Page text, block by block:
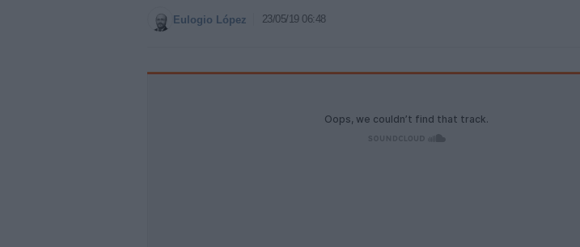
Eulogio López 23/05/19 06:48